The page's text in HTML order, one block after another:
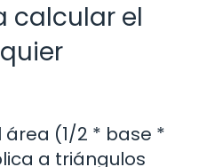
calcular el
área (1/2 * base *
a triángulos